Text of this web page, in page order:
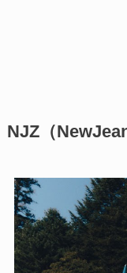
NJZ（